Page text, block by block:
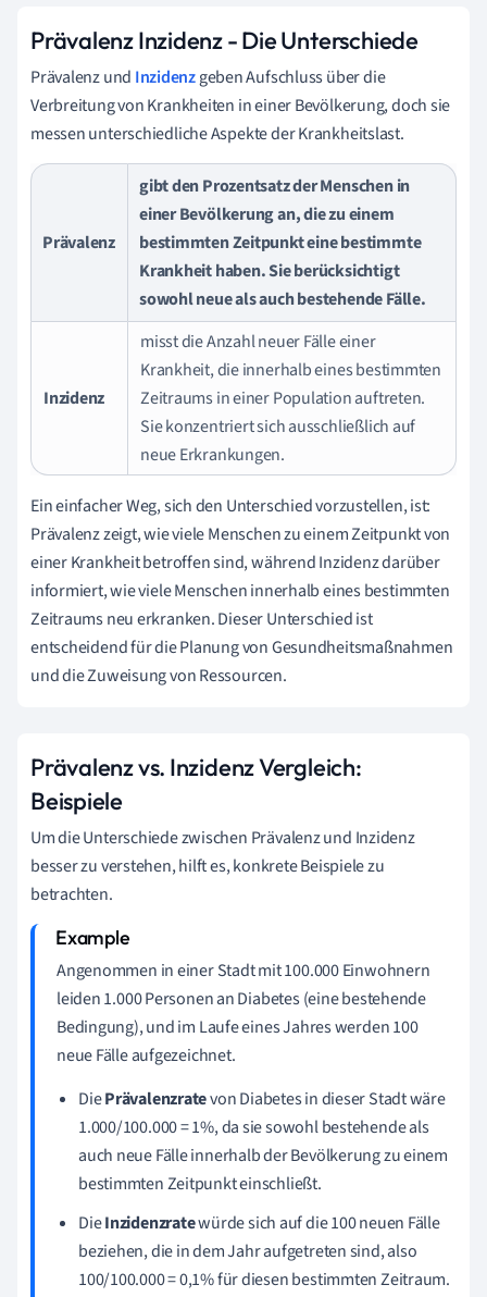
Prävalenz Inzidenz - Die Unterschiede
Prävalenz und Inzidenzgeben Aufschluss über die
Verbreitung von Krankheiten in einer Bevölkerung, doch sie
messen unterschiedliche Aspekte der Krankheitslast.
Prävalenz
gibt den Prozentsatz der Menschen in
einer Bevölkerung an, die zu einem
bestimmten Zeitpunkt eine bestimmte
Krankheit haben. Sie berücksichtigt
sowohl neue als auch bestehende Fälle.
Inzidenz
misst die Anzahl neuer Fälle einer
Krankheit, die innerhalb eines bestimmten
Zeitraums in einer Population auftreten.
Sie konzentriert sich ausschließlich auf
neue Erkrankungen.
Ein einfacher Weg, sich den Unterschied vorzustellen, ist:
Prävalenz zeigt, wie viele Menschen zu einem Zeitpunkt von
einer Krankheit betroffen sind, während Inzidenz darüber
informiert, wie viele Menschen innerhalb eines bestimmten
Zeitraums neu erkranken. Dieser Unterschied ist
entscheidend für die Planung von Gesundheitsmaßnahmen
und die Zuweisung von Ressourcen.
Prävalenz vs. Inzidenz Vergleich:
Beispiele
Um die Unterschiede zwischen Prävalenz und Inzidenz
besser zu verstehen, hilft es, konkrete Beispiele zu
betrachten.
Angenommen in einer Stadt mit 100.000 Einwohnern
leiden 1.000 Personen an Diabetes (eine bestehende
Bedingung), und im Laufe eines Jahres werden 100
neue Fälle aufgezeichnet.
DiePrävalenzratevon Diabetes in dieser Stadt wäre
1.000/100.000 = 1%, da sie sowohl bestehende als
auch neue Fälle innerhalb der Bevölkerung zu einem
bestimmten Zeitpunkt einschließt.
DieInzidenzratewürde sich auf die 100 neuen Fälle
beziehen, die in dem Jahr aufgetreten sind, also
100/100.000 = 0,1% für diesen bestimmten Zeitraum.